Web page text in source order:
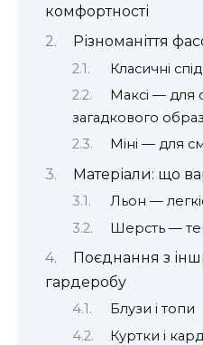
комфортності
Різноманіття
Класичні
Максі — для
загадкового
Міні — для
Матеріали: що
Льон —
Шерсть —
Поєднання з
гардеробу
Блузи і топи
Куртки і